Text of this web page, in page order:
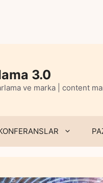
3.0
ve marka | content